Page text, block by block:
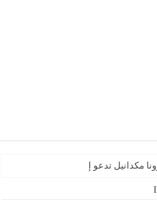
مكدانيل تدعو إلى التحلي با